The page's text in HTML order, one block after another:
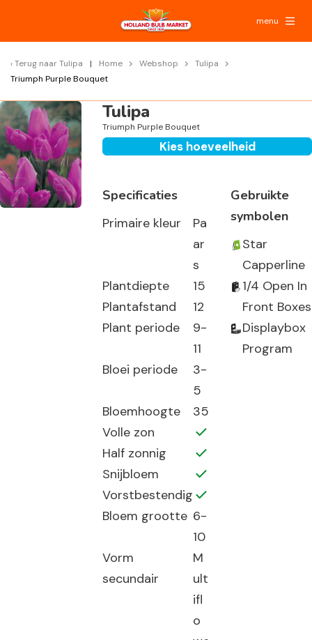
menu
Terug naarTulipa Home Webshop
Tulipa
Triumph Purple Bouquet
Tulipa
Triumph Purple Bouquet
Kies hoeveelheid
Specificaties
Primaire kleur
Pa
ar
s
Plantdiepte
15
Plantafstand
12
Plant periode
9-
11
Bloei periode
3-
5
Bloemhoogte
35
Volle zon
Half zonnig
Snijbloem
Vorstbestendig
Bloem grootte 6-
10
Vorm
secundair
M
ult
ifl
o
Gebruikte
symbolen
Star
Capperline
1/4 Open In
Front Boxes
Displaybox
Program